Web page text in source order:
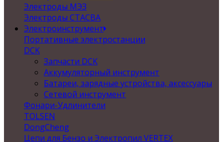
Электроды МЭЗ
Электроды СТАСВА
Электроинструмент
Портативные электростанции
DCK
Запчасти DCK
Аккумуляторный инструмент
Батареи, зарядные устройства, аксессуары
Сетевой инструмент
Фонари-Удлинители
TOLSEN
DongCheng
Цепи для Бензо и Электропил VERTEX